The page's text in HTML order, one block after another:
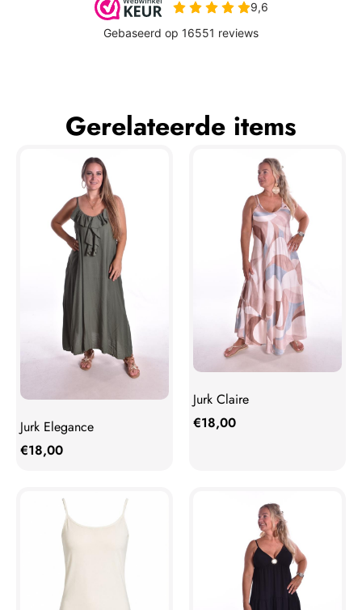
Gerelateerde items
Jurk Elegance
€18,00
Jurk Claire
€18,00